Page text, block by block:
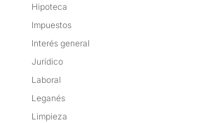
Hipoteca
Impuestos
Interés general
Jurídico
Laboral
Leganés
Limpieza